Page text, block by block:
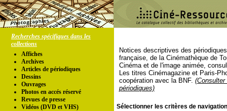
Recherches spécifiques dans les
collections
Affiches
Archives
Articles de périodiques
Dessins
Ouvrages
Photos en accés réservé
Revues de presse
Vidéos (DVD et VHS)
Notices descriptives des
française, de la Cinémathèque de
Cinéma et de l'image animée,
Les titres Cinémagazine et Paris-
coopération avec la BNF.
périodiques)
Sélectionner les critères de